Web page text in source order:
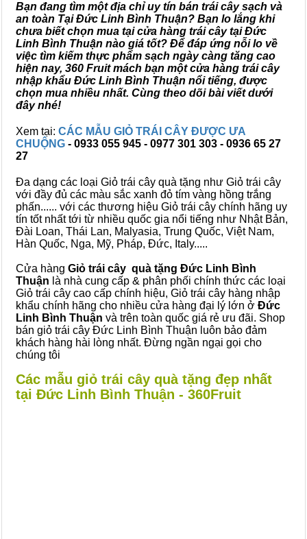
Bạn đang tìm một địa chỉ uy tín bán trái cây sạch và
an toàn Tại Đức Linh Bình Thuận? Bạn lo lắng khi
chưa biết chọn mua tại cửa hàng trái cây tại Đức
Linh Bình Thuận nào giá tốt? Để đáp ứng nỗi lo về
việc tìm kiếm thực phẩm sạch ngày càng tăng cao
hiện nay, 360 Fruit mách bạn một cửa hàng trái cây
nhập khẩu Đức Linh Bình Thuận nổi tiếng, được
chọn mua nhiều nhất. Cùng theo dõi bài viết dưới
đây nhé!
Xem tại: CÁC MẪU GIỎ TRÁI CÂY ĐƯỢC ƯA
CHUỘNG - 0933 055 945 - 0977 301 303 - 0936 65 27
27
Đa dạng các loại Giỏ trái cây quà tặng như Giỏ trái cây
với đầy đủ các màu sắc xanh đỏ tím vàng hồng trắng
phấn...... với các thương hiệu Giỏ trái cây chính hãng uy
tín tốt nhất tới từ nhiều quốc gia nổi tiếng như Nhật Bản,
Đài Loan, Thái Lan, Malyasia, Trung Quốc, Việt Nam,
Hàn Quốc, Nga, Mỹ, Pháp, Đức, Italy.....
Cửa hàng Giỏ trái cây quà tặng Đức Linh Bình
Thuận là nhà cung cấp & phân phối chính thức các loại
Giỏ trái cây cao cấp chính hiệu, Giỏ trái cây hàng nhập
khẩu chính hãng cho nhiều cửa hàng đại lý lớn ở Đức
Linh Bình Thuận và trên toàn quốc giá rẻ ưu đãi. Shop
bán giỏ trái cây Đức Linh Bình Thuận luôn bảo đảm
khách hàng hài lòng nhất. Đừng ngần ngại gọi cho
chúng tôi
Các mẫu giỏ trái cây quà tặng đẹp nhất
tại Đức Linh Bình Thuận - 360Fruit